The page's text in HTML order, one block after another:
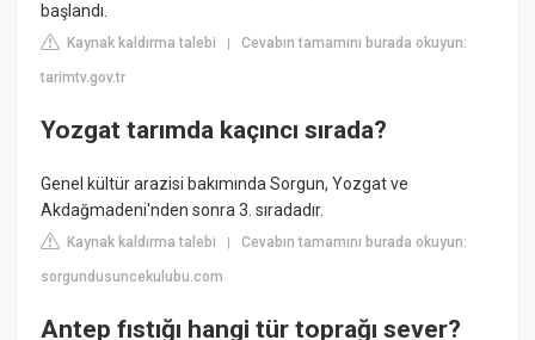
başlandı.
Kaynak kaldırma talebi |Cevabın tamamını burada okuyun:
tarimtv.gov.tr
Yozgat tarımda kaçıncı sırada?
Genel kültür arazisi bakımında Sorgun, Yozgat ve
Akdağmadeni'nden sonra 3. sıradadır.
Kaynak kaldırma talebi |Cevabın tamamını burada okuyun:
sorgundusuncekulubu.com
Antep fıstığı hangi tür toprağı sever?